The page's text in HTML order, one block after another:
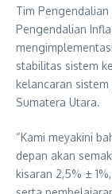
Tim Pengendalian
Pengendalian
stabilitas sistem
kelancaran
Sumatera Utara.
“Kami meyakini
depan akan
kisaran 2,5% ±